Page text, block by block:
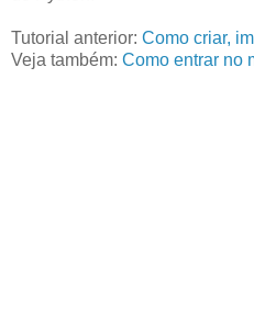
Tutorial anterior: Como criar,
Veja também: Como entrar no